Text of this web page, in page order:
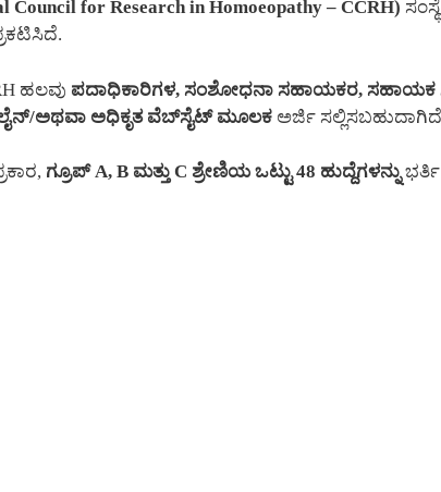
for Research in Homoeopathy – CCRH)
ಹಲವು ಪದಾಧಿಕಾರಿಗಳ, ಸಂಶೋಧನಾ ಸಹಾಯಕರ, ಸಹಾಯಕ
ಅಥವಾ ಅಧಿಕೃತ ವೆಬ್‌ಸೈಟ್ ಮೂಲಕ ಅರ್ಜಿ
ಗ್ರೂಪ್ A, B ಮತ್ತು C ಶ್ರೇಣಿಯ ಒಟ್ಟು 48 ಹುದ್ದೆಗಳನ್ನುಭರ್ತಿ